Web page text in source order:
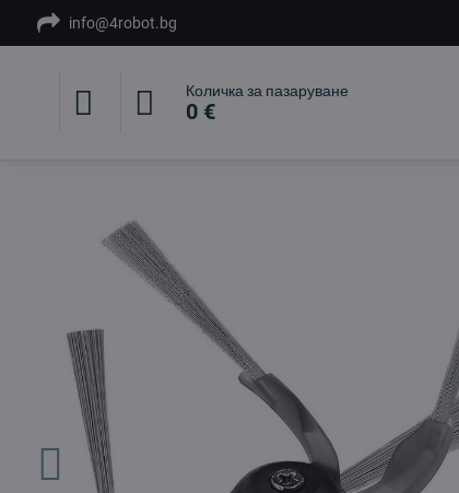
info@4robot.bg
Количка за пазаруване
0 €